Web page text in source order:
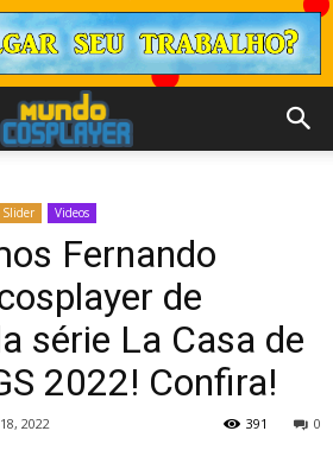
Slider Videos
Fernando
de
série La Casa de
2022! Confira!
2022 0
391